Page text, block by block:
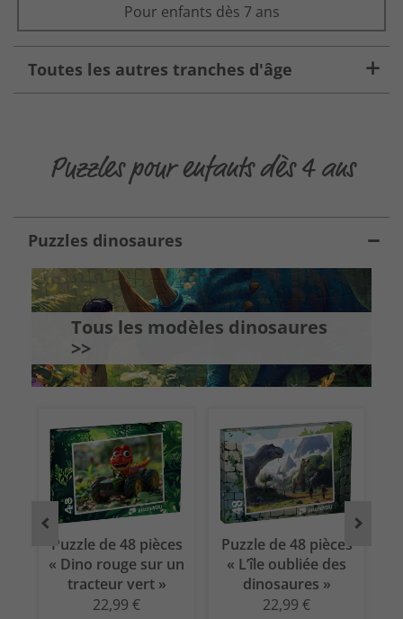
Pour enfants dès 7 ans
Toutes les autres tranches d'âge
Puzzles pour enfants dès 4 ans
Puzzles dinosaures
Tous les modèles dinosaures
>>
Puzzle de 48 pièces
« Dino rouge sur un
tracteur vert »
22,99 €
Puzzle de 48 pièces
« L’île oubliée des
dinosaures »
22,99 €